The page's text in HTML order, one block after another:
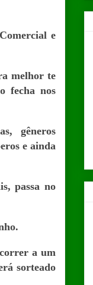
e
melhor te
fecha nos
gêneros
e ainda
passa no
a um
sorteado